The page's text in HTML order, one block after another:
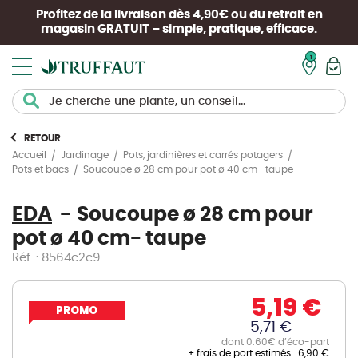
Profitez de la livraison dès 4,90€ ou du retrait en
magasin GRATUIT – simple, pratique, efficace.
RETOUR
Accueil
Jardinage
Pots, jardinières et carrés potagers
Pots et bacs
Soucoupe ø 28 cm pour pot ø 40 cm- taupe
EDA
Soucoupe ø 28 cm pour
pot ø 40 cm- taupe
Réf. : 8564c2c9
PROMO 5,19 €
5,71 €
dont 0.60€ d’éco-part
+ frais de port estimés : 6,90 €